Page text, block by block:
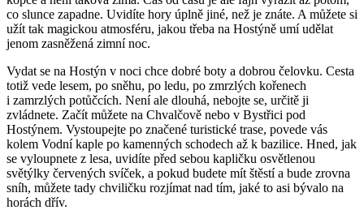
co slunce zapadne. Uvidíte hory úplně jiné, než je znáte. A můžete si
užít tak magickou atmosféru, jakou třeba na Hostýně umí udělat
jenom zasněžená zimní noc.
Vydat se na Hostýn v noci chce dobré boty a dobrou čelovku. Cesta
totiž vede lesem, po sněhu, po ledu, po zmrzlých kořenech
i zamrzlých potůčcích. Není ale dlouhá, nebojte se, určitě ji
zvládnete. Začít můžete na Chvalčově nebo v Bystřici pod
Hostýnem. Vystoupejte po značené turistické trase, povede vás
kolem Vodní kaple po kamenných schodech až k bazilice. Hned, jak
se vyloupnete z lesa, uvidíte před sebou kapličku osvětlenou
světýlky červených svíček, a pokud budete mít štěstí a bude zrovna
sníh, můžete tady chviličku rozjímat nad tím, jaké to asi bývalo na
horách dřív.